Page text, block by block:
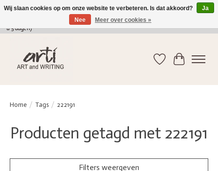
verkoop@arti-artandwriting.be/ +32 (0)471 41 82 41 / GRATIS verzending > 75 euro (2
a 5 dagen)
Verlanglijst
Home / Tags / 222191
Producten getagd met 222191
Filters weergeven
Wij slaan cookies op om onze website te verbeteren. Is dat akkoord?
Ja
Nee
Meer over cookies »